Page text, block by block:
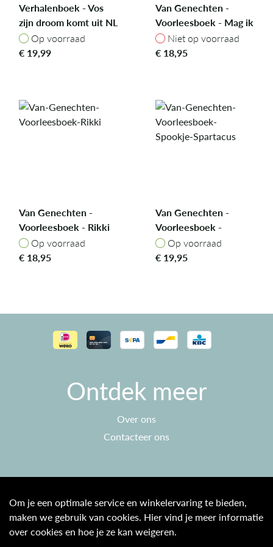
Verhalenboek - Vos
zijn droom komt uit NL
Op voorraad
Op voorraad
€ 19,99
Van Genechten -
Voorleesboek - Mag ik
eens in je potje
kijken?
Niet op voorraad
Niet op voorraad
€ 18,95
Van Genechten -
Voorleesboek - Rikki
Op voorraad
Op voorraad
€ 18,95
Van Genechten -
Voorleesboek -
Spookje Spartacus
Op voorraad
Op voorraad
€ 19,95
Ontdek meer
Over ons
Contacteer ons
Algemene voorwaarden
Privacy beleid
Om je een optimale service en winkelervaring te bieden,
maken we gebruik van cookies. Hier vind je meer informatie
over cookies en hoe je ze kan weigeren.